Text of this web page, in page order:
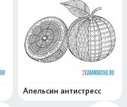
Апельсин антистресс